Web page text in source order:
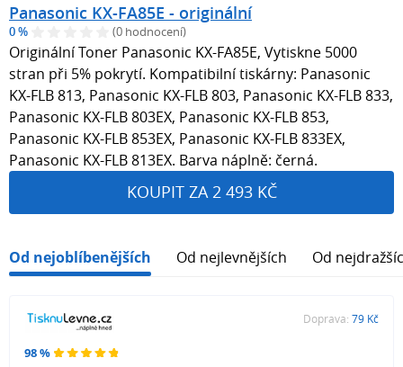
Panasonic KX-FA85E - originální
0 % (0 hodnocení)
Originální Toner Panasonic KX-FA85E, Vytiskne 5000
stran při 5% pokrytí. Kompatibilní tiskárny: Panasonic
KX-FLB 813, Panasonic KX-FLB 803, Panasonic KX-FLB 833,
Panasonic KX-FLB 803EX, Panasonic KX-FLB 853,
Panasonic KX-FLB 853EX, Panasonic KX-FLB 833EX,
Panasonic KX-FLB 813EX. Barva náplně: černá.
KOUPIT ZA 2 493 KČ
Od nejoblíbenějších Od nejlevnějších Od
98 %
Doprava: 79 Kč